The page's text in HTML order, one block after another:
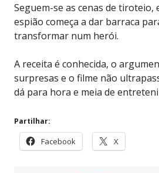
Seguem-se as cenas de tiroteio,
espião começa a dar barraca
transformar num herói.
A receita é conhecida, o
surpresas e o filme não
dá para hora e meia de
Partilhar:
Facebook X